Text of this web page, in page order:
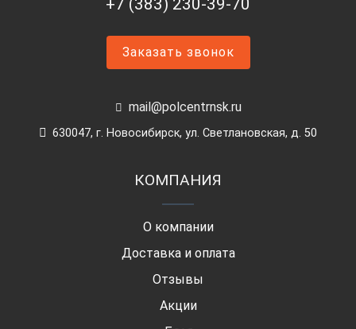
Заказать звонок
mail@polcentrnsk.ru
630047, г. Новосибирск, ул. Светлановская, д. 50
КОМПАНИЯ
О компании
Доставка и оплата
Отзывы
Акции